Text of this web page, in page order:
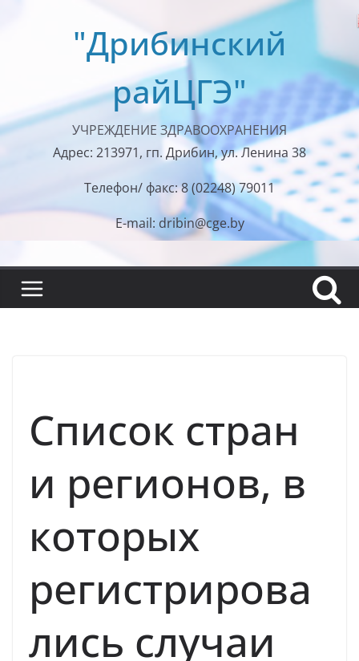
содержимому"Дрибинский
райЦГЭ"
УЧРЕЖДЕНИЕ ЗДРАВООХРАНЕНИЯ
Адрес: 213971, гп. Дрибин, ул. Ленина 38
Телефон/ факс: 8 (02248) 79011
E-mail: dribin@cge.by
Список стран
и регионов, в
которых
регистрирова
лись случаи